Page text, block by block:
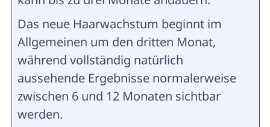
Das neue Haarwachstum beginnt im
Allgemeinen um den dritten Monat,
während vollständig natürlich
aussehende Ergebnisse normalerweise
zwischen 6 und 12 Monaten sichtbar
werden.